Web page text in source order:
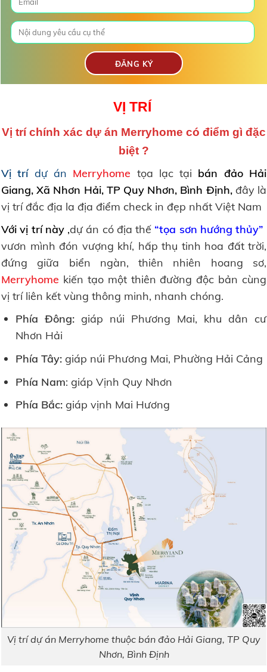
VỊ TRÍ
Vị trí chính xác dự án Merryhome có điểm gì đặc
biệt ?
Vị trídự án Merryhome tọa lạc tại bán đảo Hải
Giang, Xã Nhơn Hải, TP Quy Nhơn, Bình Định,đây là
vị trí đắc địa la địa điểm check in đẹp nhất Việt Nam
Với vị trí này ,dự án có địa thế “tọa sơn hướng thủy”
vươn mình đón vượng khí, hấp thụ tinh hoa đất trời,
đứng giữa biển ngàn, thiên nhiên hoang sơ,
Merryhome kiến tạo một thiên đường độc bản cùng
vị trí liên kết vùng thông minh, nhanh chóng.
Phía Đông:giáp núi Phương Mai, khu dân cư
Nhơn Hải
Phía Tây:giáp núi Phương Mai, Phường Hải Cảng
Phía Nam: giáp Vịnh Quy Nhơn
Phía Bắc:giáp vịnh Mai Hương
Vị trí dự án Merryhome thuộc bán đảo Hải Giang, TP Quy
Nhơn, Bình Định